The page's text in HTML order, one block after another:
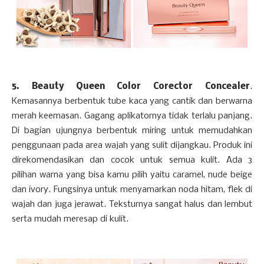
5. Beauty Queen Color Corector Concealer.
Kemasannya berbentuk tube kaca yang cantik dan berwarna
merah keemasan. Gagang aplikatornya tidak terlalu panjang.
Di bagian ujungnya berbentuk miring untuk memudahkan
penggunaan pada area wajah yang sulit dijangkau. Produk ini
direkomendasikan dan cocok untuk semua kulit. Ada 3
pilihan warna yang bisa kamu pilih yaitu caramel, nude beige
dan ivory. Fungsinya untuk menyamarkan noda hitam, flek di
wajah dan juga jerawat. Teksturnya sangat halus dan lembut
serta mudah meresap di kulit.